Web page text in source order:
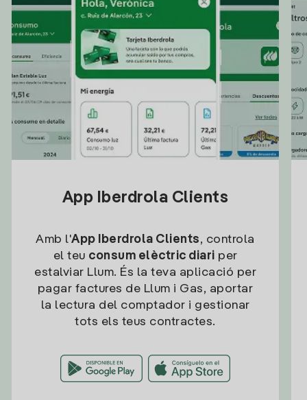
App Iberdrola Clients
Amb l'App Iberdrola Clients, controla
el teu consum elèctric diari per
estalviar Llum. És la teva aplicació per
pagar factures de Llum i Gas, aportar
la lectura del comptador i gestionar
tots els teus contractes.